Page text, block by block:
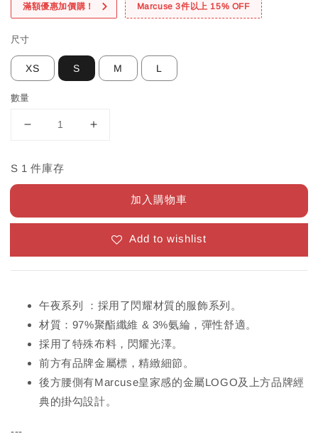
滿額優惠加價購！ Marcuse 3件以上 15% OFF
尺寸
XS S M L
數量
S 1 件庫存
加入購物車
Add to wishlist
午夜系列 ：採用了閃耀材質的服飾系列。
材質：97%聚酯纖維 & 3%氨綸，彈性舒適。
採用了特殊布料，閃耀光澤。
前方有品牌金屬標，精緻細節。
後方腰側有Marcuse皇家感的金屬LOGO及上方品牌經
典的掛勾設計。
---